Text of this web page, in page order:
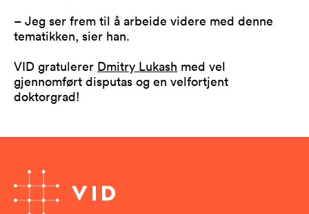
– Jeg ser frem til å arbeide videre med denne
tematikken, sier han.
VID gratulerer Dmitry Lukash med vel
gjennomført disputas og en velfortjent
doktorgrad!